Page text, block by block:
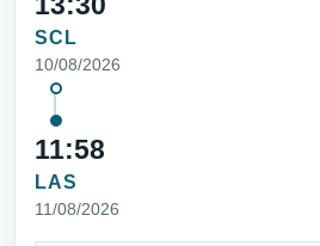
SCL
10/08/2026
11:58
LAS
11/08/2026